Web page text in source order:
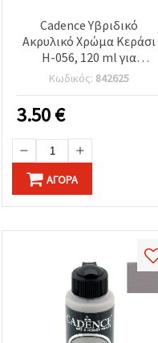
Cadence Υβριδικό
Ακρυλικό Χρώμα Κεράσι
H-056, 120 ml για
Χειροτεχνίες &
Κατασκευές
Κωδικός: 842625
3.50€
ΑΓΟΡΆ